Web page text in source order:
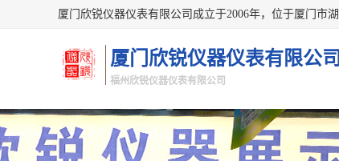
厦门欣锐仪器仪表有限公司
福州欣锐仪器仪表有限公司